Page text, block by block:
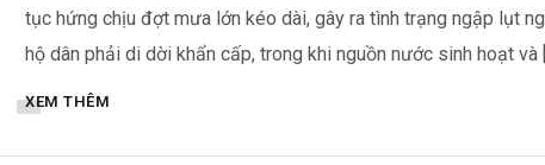
tục hứng chịu đợt mưa lớn kéo dài, gây ra tình trạng ngập lụt
hộ dân phải di dời khẩn cấp, trong khi nguồn nước sinh hoạt và
XEM THÊM